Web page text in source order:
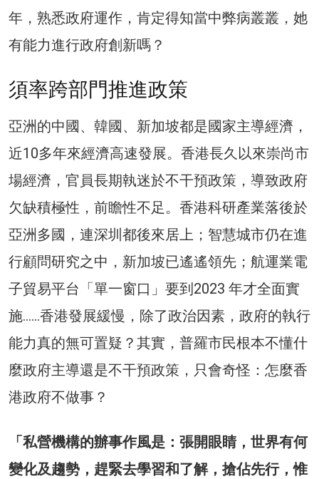
年，熟悉政府運作，肯定得知當中弊病叢叢，她
有能力進行政府創新嗎？
須率跨部門推進政策
亞洲的中國、韓國、新加坡都是國家主導經濟，
近10多年來經濟高速發展。香港長久以來崇尚市
場經濟，官員長期執迷於不干預政策，導致政府
欠缺積極性，前瞻性不足。香港科研產業落後於
亞洲多國，連深圳都後來居上；智慧城市仍在進
行顧問研究之中，新加坡已遙遙領先；航運業電
子貿易平台「單一窗口」要到2023 年才全面實
施……香港發展緩慢，除了政治因素，政府的執行
能力真的無可置疑？其實，普羅市民根本不懂什
麼政府主導還是不干預政策，只會奇怪：怎麼香
港政府不做事？
「私營機構的辦事作風是：張開眼睛，世界有何
變化及趨勢，趕緊去學習和了解，搶佔先行，惟